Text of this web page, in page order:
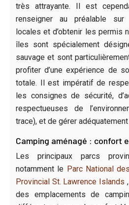
très attrayante. Il est
renseigner au préalable sur
locales et d’obtenir les permis
îles sont spécialement
sauvage et sont
profiter d’une expérience de
totale. Il est impératif de
les consignes de sécurité,
respectueuses de
trace), et de gérer
Camping aménagé : confort
Les principaux parcs
notamment le Parc National
Provincial St. Lawrence Islands
des emplacements de